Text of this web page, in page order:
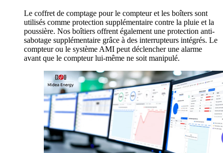
Le coffret de comptage pour le compteur et les boîters sont
utilisés comme protection supplémentaire contre la pluie et la
poussière. Nos boîtiers offrent également une protection anti-
sabotage supplémentaire grâce à des interrupteurs intégrés. Le
compteur ou le système AMI peut déclencher une alarme
avant que le compteur lui-même ne soit manipulé.